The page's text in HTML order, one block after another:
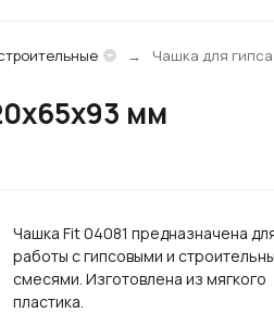
Чашка для
мм
Чашка Fit 04081 предназначена
работы с гипсовыми и
смесями. Изготовлена из мягкого
пластика.